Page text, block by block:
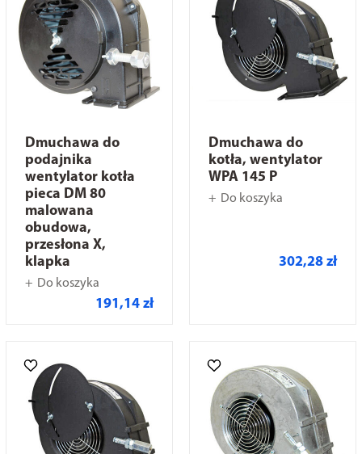
Dmuchawa do
podajnika
wentylator kotła
pieca DM 80
malowana
obudowa,
przesłona X,
klapka
Do koszyka
191,14 zł
Dmuchawa do
kotła, wentylator
WPA 145 P
Do koszyka
302,28 zł